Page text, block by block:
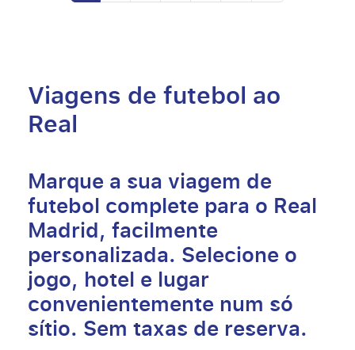
Viagens de futebol ao
Real
Marque a sua viagem de
futebol complete para o Real
Madrid, facilmente
personalizada. Selecione o
jogo, hotel e lugar
convenientemente num só
sítio. Sem taxas de reserva.